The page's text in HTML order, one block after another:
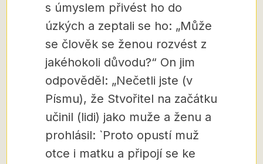
s úmyslem přivést ho do
úzkých a zeptali se ho: „Může
se člověk se ženou rozvést z
jakéhokoli důvodu?“ On jim
odpověděl: „Nečetli jste (v
Písmu), že Stvořitel na začátku
učinil (lidi) jako muže a ženu a
prohlásil: `Proto opustí muž
otce i matku a připojí se ke